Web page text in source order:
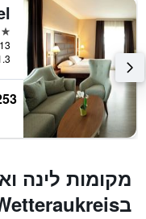
4 כוכבים
1.3 ק״מ
מקומות לינה
בWetteraukreis